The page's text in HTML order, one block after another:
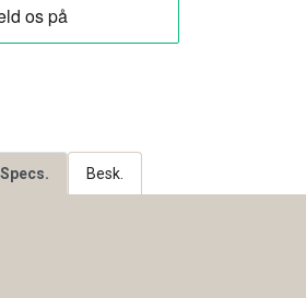
Specs. Besk.